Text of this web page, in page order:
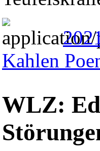
Kahlen
WLZ: